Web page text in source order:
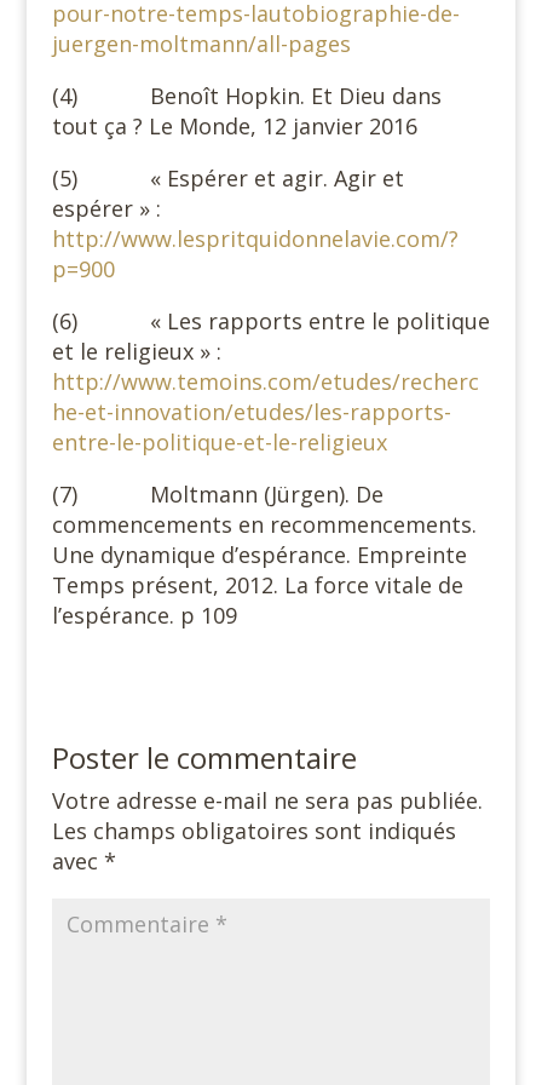
pour-notre-temps-lautobiographie-de-
juergen-moltmann/all-pages
(4) Benoît Hopkin. Et Dieu dans
tout ça ? Le Monde, 12 janvier 2016
(5) « Espérer et agir. Agir et
espérer » :
http://www.lespritquidonnelavie.com/?
p=900
(6) « Les rapports entre le politique
et le religieux » :
http://www.temoins.com/etudes/recherc
he-et-innovation/etudes/les-rapports-
entre-le-politique-et-le-religieux
(7) Moltmann (Jürgen). De
commencements en recommencements.
Une dynamique d’espérance. Empreinte
Temps présent, 2012. La force vitale de
l’espérance. p 109
Poster le commentaire
Votre adresse e-mail ne sera pas publiée.
Les champs obligatoires sont indiqués
avec *